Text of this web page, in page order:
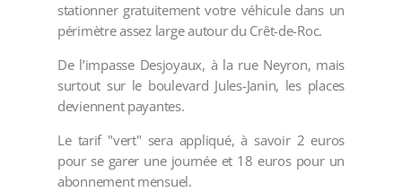
stationner gratuitement votre véhicule dans un
périmètre assez large autour du Crêt-de-Roc.
De l’impasse Desjoyaux, à la rue Neyron, mais
surtout sur le boulevard Jules-Janin, les places
deviennent payantes.
Le tarif "vert" sera appliqué, à savoir 2 euros
pour se garer une journée et 18 euros pour un
abonnement mensuel.